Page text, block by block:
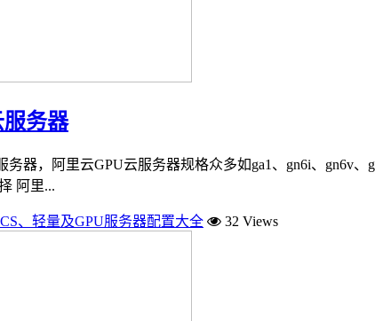
务器
器，阿里云GPU云服务器规格众多如ga1、gn6i、gn6v
阿里...
、轻量及GPU服务器配置大全 32 Views